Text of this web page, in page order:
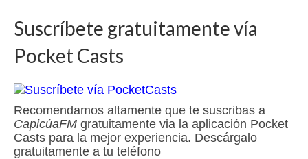
Suscríbete gratuitamente vía
Pocket Casts
Recomendamos altamente que te suscribas a
CapicúaFM gratuitamente via la aplicación Pocket
Casts para la mejor experiencia. Descárgalo
gratuitamente a tu teléfono